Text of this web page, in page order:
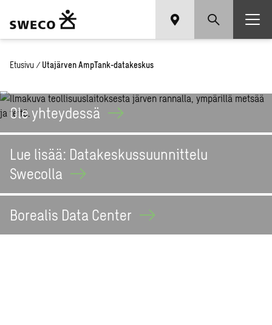
Etusivu / Utajärven AmpTank-datakeskus
Oleyhteydessä
Lue lisää: Datakeskussuunnittelu
Swecolla
Borealis Data Center